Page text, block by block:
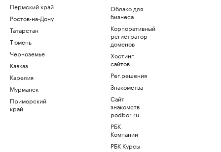
Пермский край
Ростов-на-Дону
Татарстан
Тюмень
Черноземье
Кавказ
Карелия
Мурманск
Приморский
край
Облако для
бизнеса
Корпоративный
регистратор
доменов
Хостинг
сайтов
Рег.решения
Знакомства
Сайт
знакомств
podbor.ru
РБК
Компании
РБК Курсы